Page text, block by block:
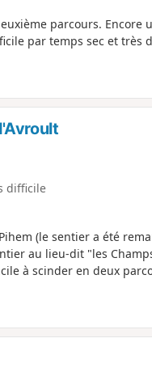
parcours. Encore
par temps sec et très
difficile
(le sentier a été
au lieu-dit "les
à scinder en deux